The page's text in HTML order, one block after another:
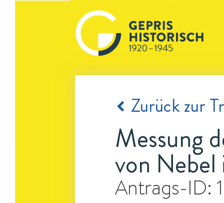
Zurück zur
Messung
von
Antrags-ID: